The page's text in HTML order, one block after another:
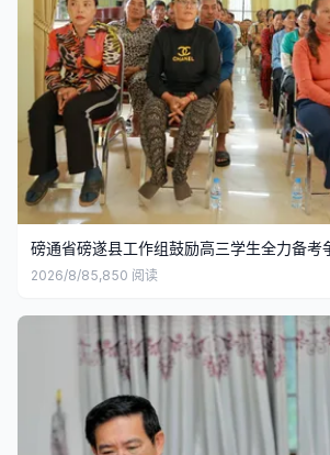
磅通省磅遂县工作组鼓励高三学生全力备考
2026/8/85,850 阅读